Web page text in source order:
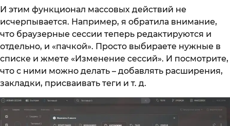
И этим функционал массовых действий не
исчерпывается. Например, я обратила внимание,
что браузерные сессии теперь редактируются и
отдельно, и «пачкой». Просто выбираете нужные в
списке и жмете «Изменение сессий». И посмотрите,
что с ними можно делать – добавлять расширения,
закладки, присваивать теги и т. д.